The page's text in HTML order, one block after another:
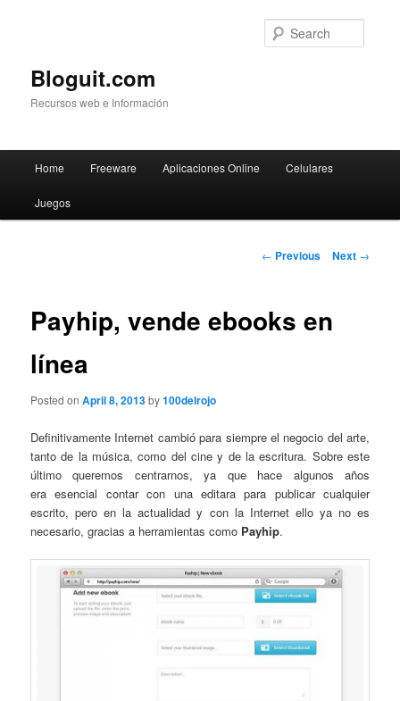
Bloguit.com
Recursos web e Información
Skip
to
Home Freeware Aplicaciones Online Celulares
Juegos
Post
← Previous Next →
Payhip, vende ebooks en
línea
Posted onApril 8, 2013by100delrojo
Definitivamente Internet cambió para siempre el negocio del arte,
tanto de la música, como del cine y de la escritura. Sobre este
último queremos centrarnos, ya que hace algunos años
era esencial contar con una editara para publicar cualquier
escrito, pero en la actualidad y con la Internet ello ya no es
necesario, gracias a herramientas como Payhip.